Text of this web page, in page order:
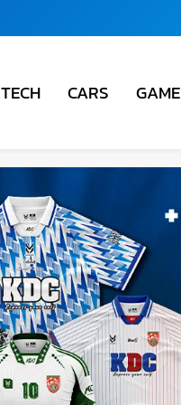
TECH CARS GAME